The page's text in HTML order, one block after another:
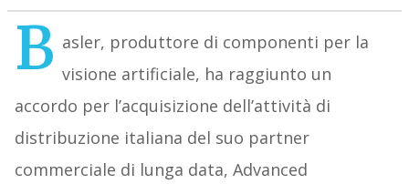
B asler, produttore di componenti per la
visione artificiale, ha raggiunto un
accordo per l’acquisizione dell’attività di
distribuzione italiana del suo partner
commerciale di lunga data, Advanced